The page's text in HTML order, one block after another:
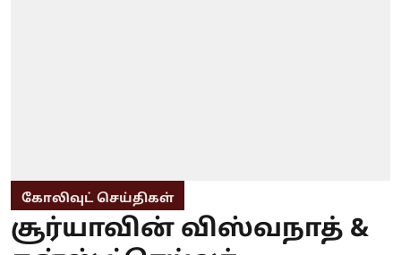
கோலிவுட் செய்திகள்
சூர்யாவின் விஸ்வநாத் &